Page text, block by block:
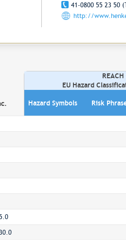
41-0800 55 23 50
http://
REACH
EU Hazard
Hazard Symbols Risk